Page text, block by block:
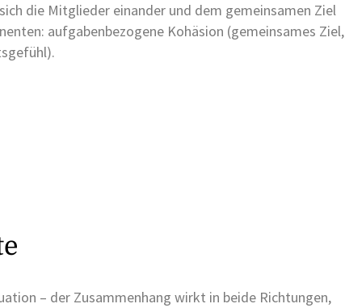
die Mitglieder einander und dem gemeinsamen Ziel
aufgabenbezogene Kohäsion (gemeinsames Ziel,
– der Zusammenhang wirkt in beide Richtungen,